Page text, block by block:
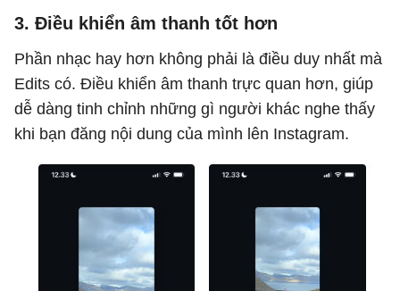
3. Điều khiển âm thanh tốt hơn
Phần nhạc hay hơn không phải là điều duy nhất mà
Edits có. Điều khiển âm thanh trực quan hơn, giúp
dễ dàng tinh chỉnh những gì người khác nghe thấy
khi bạn đăng nội dung của mình lên Instagram.